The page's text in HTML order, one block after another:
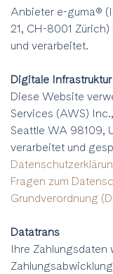
Anbieter e-guma®
21, CH-8001
und verarbeitet.
Digitale Infrastruktur
Diese Website
Services (AWS)
Seattle WA 98109,
verarbeitet und
Fragen zum
Grundverordnung
Datatrans
Ihre Zahlungsdaten